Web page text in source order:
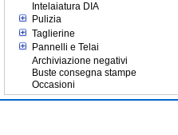
Intelaiatura DIA
Pulizia
Taglierine
Pannelli e Telai
Archiviazione negativi
Buste consegna stampe
Occasioni